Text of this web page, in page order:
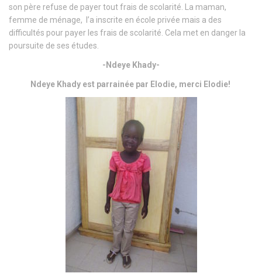
son père refuse de payer tout frais de scolarité. La maman,
femme de ménage, l’a inscrite en école privée mais a des
difficultés pour payer les frais de scolarité. Cela met en danger la
poursuite de ses études.
-Ndeye Khady-
Ndeye Khady est parrainée par Elodie, merci Elodie!